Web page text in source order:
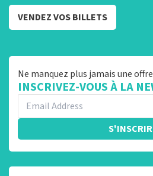
VENDEZ VOS BILLETS
Ne manquez plus jamais une
INSCRIVEZ-VOUS À LA